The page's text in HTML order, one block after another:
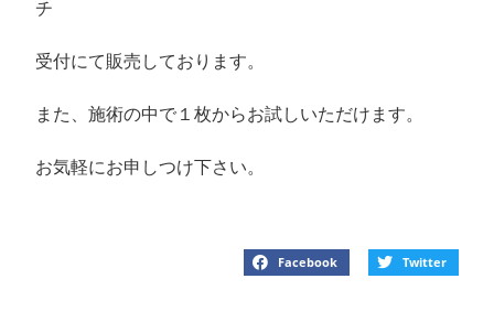
チ
受付にて販売しております。
また、施術の中で１枚からお試しいただけます。
お気軽にお申しつけ下さい。
Facebook Twitter